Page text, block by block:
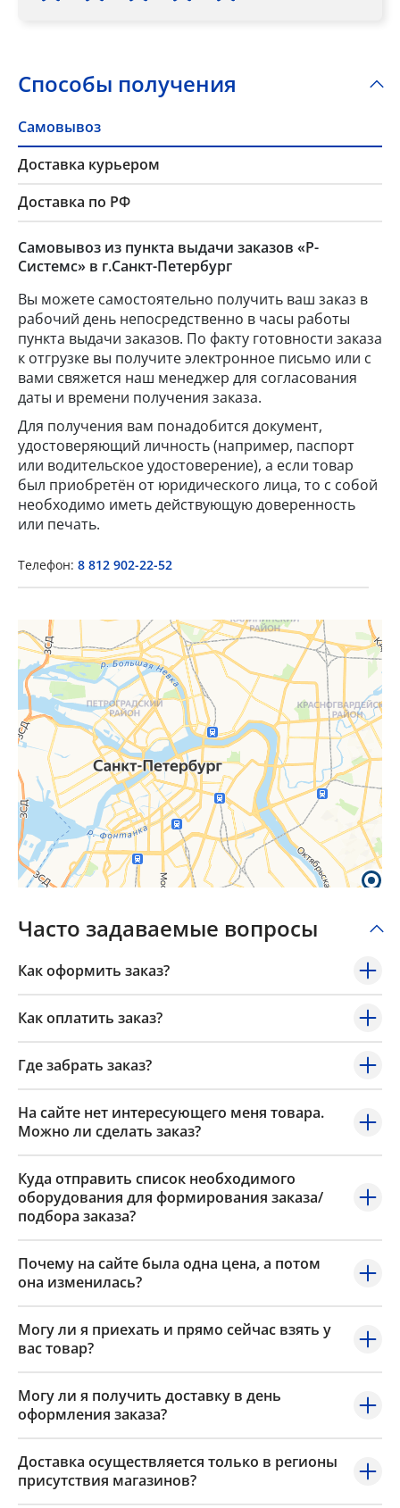
Способы получения
Самовывоз
Доставка курьером
Доставка по РФ
Самовывоз из пункта выдачи заказов «Р-
Системс» в г.Санкт-Петербург
Вы можете самостоятельно получить ваш заказ в
рабочий день непосредственно в часы работы
пункта выдачи заказов. По факту готовности заказа
к отгрузке вы получите электронное письмо или с
вами свяжется наш менеджер для согласования
даты и времени получения заказа.
Для получения вам понадобится документ,
удостоверяющий личность (например, паспорт
или водительское удостоверение), а если товар
был приобретён от юридического лица, то с собой
необходимо иметь действующую доверенность
или печать.
Телефон: 8 812 902-22-52
Часто задаваемые вопросы
Как оформить заказ?
Как оплатить заказ?
Где забрать заказ?
На сайте нет интересующего меня товара.
Можно ли сделать заказ?
Куда отправить список необходимого
оборудования для формирования заказа/
подбора заказа?
Почему на сайте была одна цена, а потом
она изменилась?
Могу ли я приехать и прямо сейчас взять у
вас товар?
Могу ли я получить доставку в день
оформления заказа?
Доставка осуществляется только в регионы
присутствия магазинов?
Popup Title
×